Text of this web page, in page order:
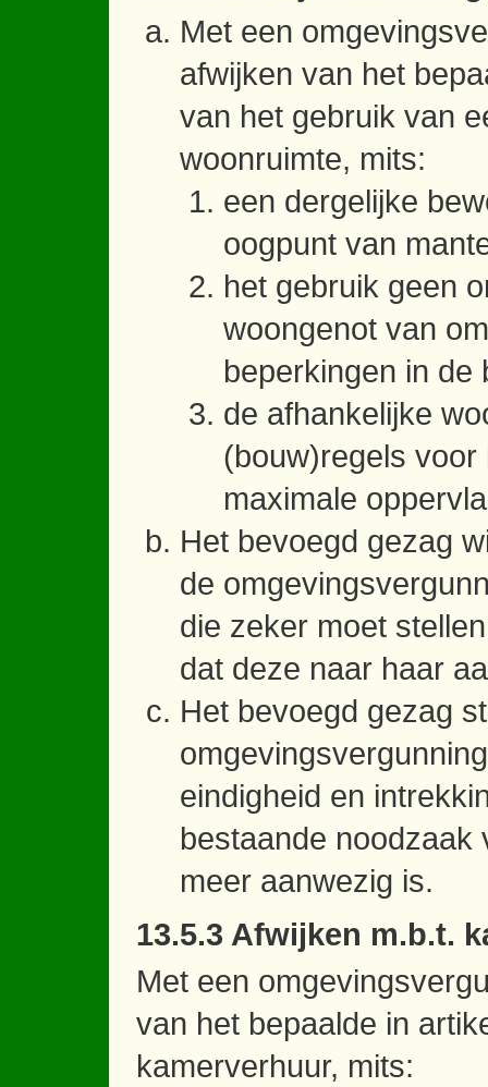
Met een
afwijken van het
van het gebruik van
woonruimte, mits:
een dergelijke
oogpunt van
het gebruik geen
woongenot van
beperkingen in de
de afhankelijke
(bouw)regels
maximale
Het bevoegd gezag
de
die zeker moet
dat deze naar haar
Het bevoegd gezag
eindigheid en
bestaande noodzaak
meer aanwezig is.
13.5.3 Afwijken m.b.t.
Met een
van het bepaalde in
kamerverhuur, mits: